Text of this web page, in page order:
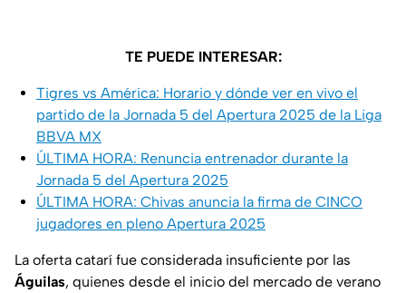
TE PUEDE INTERESAR:
Tigres vs América: Horario y dónde ver en vivo el
partido de la Jornada 5 del Apertura 2025 de la Liga
BBVA MX
ÚLTIMA HORA: Renuncia entrenador durante la
Jornada 5 del Apertura 2025
ÚLTIMA HORA: Chivas anuncia la firma de CINCO
jugadores en pleno Apertura 2025
La oferta catarí fue considerada insuficiente por las
Águilas, quienes desde el inicio del mercado de verano